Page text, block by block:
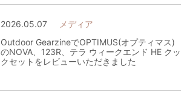
2026.05.07
メディア
Outdoor GearzineでOPTIMUS(オプティマス)
のNOVA、123R、テラ ウィークエンド HE クッ
クセットをレビューいただきました